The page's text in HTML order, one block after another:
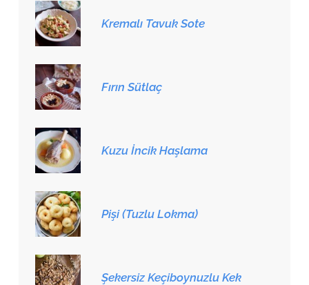
Kremalı Tavuk Sote
Fırın Sütlaç
Kuzu İncik Haşlama
Pişi (Tuzlu Lokma)
Şekersiz Keçiboynuzlu Kek